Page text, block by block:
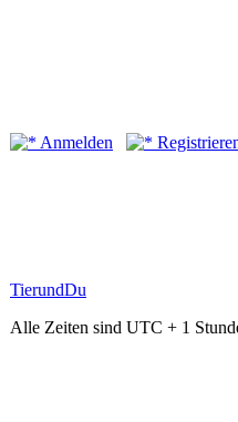
Anmelden
TierundDu
Alle Zeiten sind UTC + 1